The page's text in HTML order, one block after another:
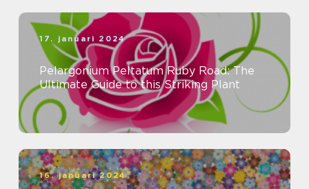
17. januari 2024
Pelargonium Peltatum Ruby Road: The
Ultimate Guide to this Striking Plant
16. januari 2024